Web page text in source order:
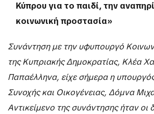
Κύπρου για το παιδί, την
κοινωνική προστασία»
Συνάντηση με την υφυπουργό
της Κυπριακής Δημοκρατίας, Κλέα
Παπαέλληνα, είχε σήμερα η
Συνοχής και Οικογένειας, Δόμνα
Αντικείμενο της συνάντησης ήταν οι